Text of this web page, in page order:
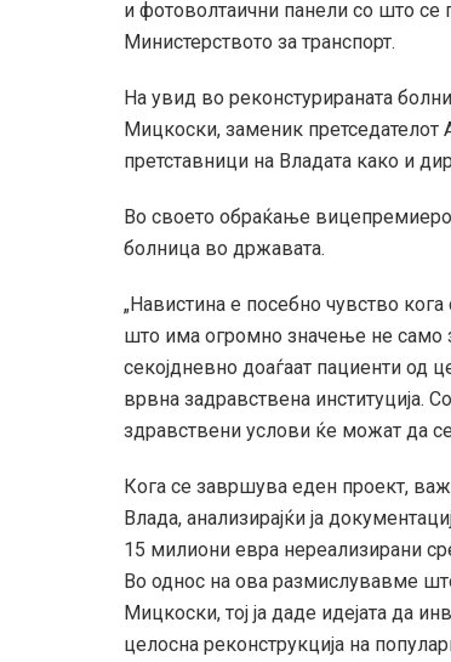
и фотоволтаични панели со што се
Министерството за транспорт.
На увид во реконстурираната
Мицкоски, заменик претседателот
претставници на Владата како и
Во своето обраќање
болница во државата.
„Навистина е посебно чувство
што има огромно значење не само
секојдневно доаѓаат пациенти од
врвна задравствена институција.
здравствени услови ќе можат да
Кога се завршува еден проект,
Влада, анализирајќи ја
15 милиони евра нереализирани
Во однос на ова размислувавме
Мицкоски, тој ја даде идејата да
целосна реконструкција на